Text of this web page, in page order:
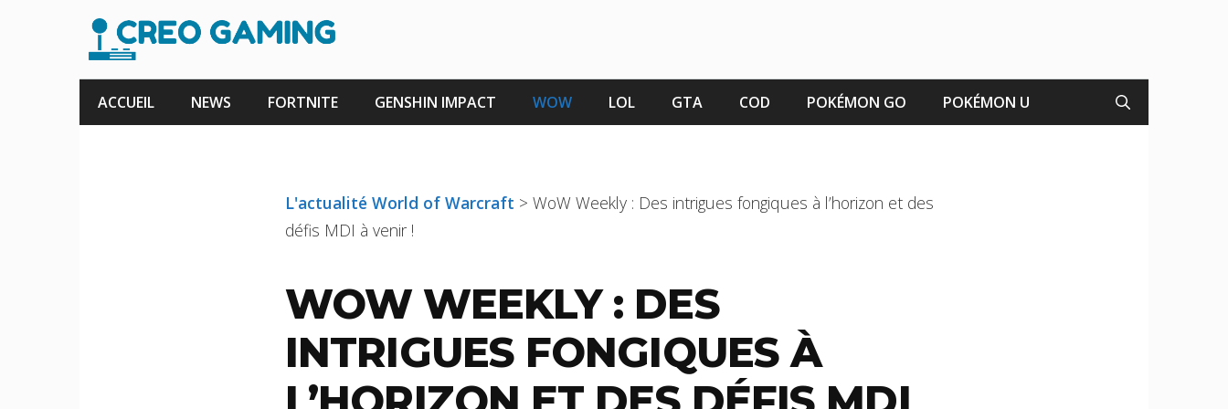
contenu
ACCUEIL NEWS FORTNITE GENSHIN IMPACT WOW LOL GTA COD POKÉMON GO POKÉMON U
L'actualité World of Warcraft > WoW Weekly : Des intrigues fongiques à l’horizon et des
défis MDI à venir !
WOW WEEKLY : DES
INTRIGUES FONGIQUES À